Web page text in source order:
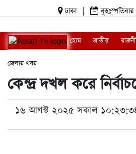
ঢাকা
হোম জাতীয়
জেলার খবর
কেন্দ্র দখল করে
১৬ আগস্ট ২০২৫ সকাল